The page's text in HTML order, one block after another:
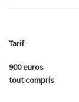
Tarif:
900 euros
tout compris